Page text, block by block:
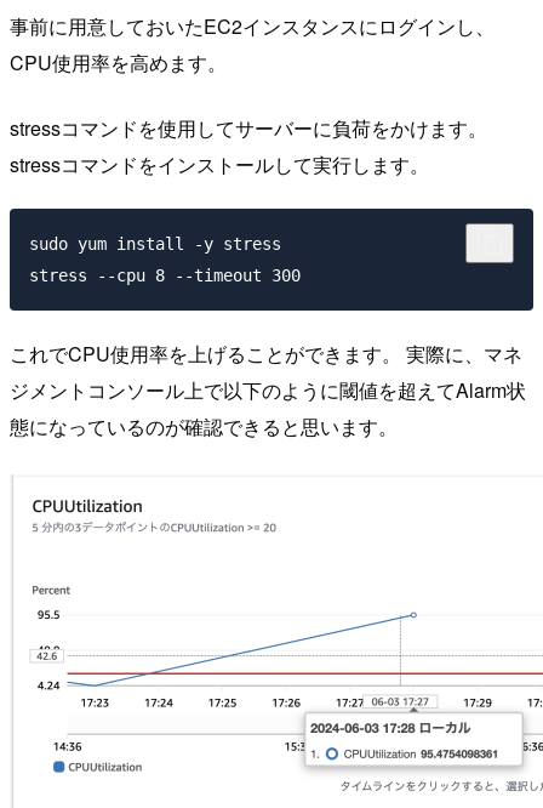
事前に用意しておいたEC2インスタンスにログインし、
CPU使用率を高めます。
stressコマンドを使用してサーバーに負荷をかけます。
stressコマンドをインストールして実行します。
sudo yum install -y stress
これでCPU使用率を上げることができます。 実際に、マネ
ジメントコンソール上で以下のように閾値を超えてAlarm状
態になっているのが確認できると思います。